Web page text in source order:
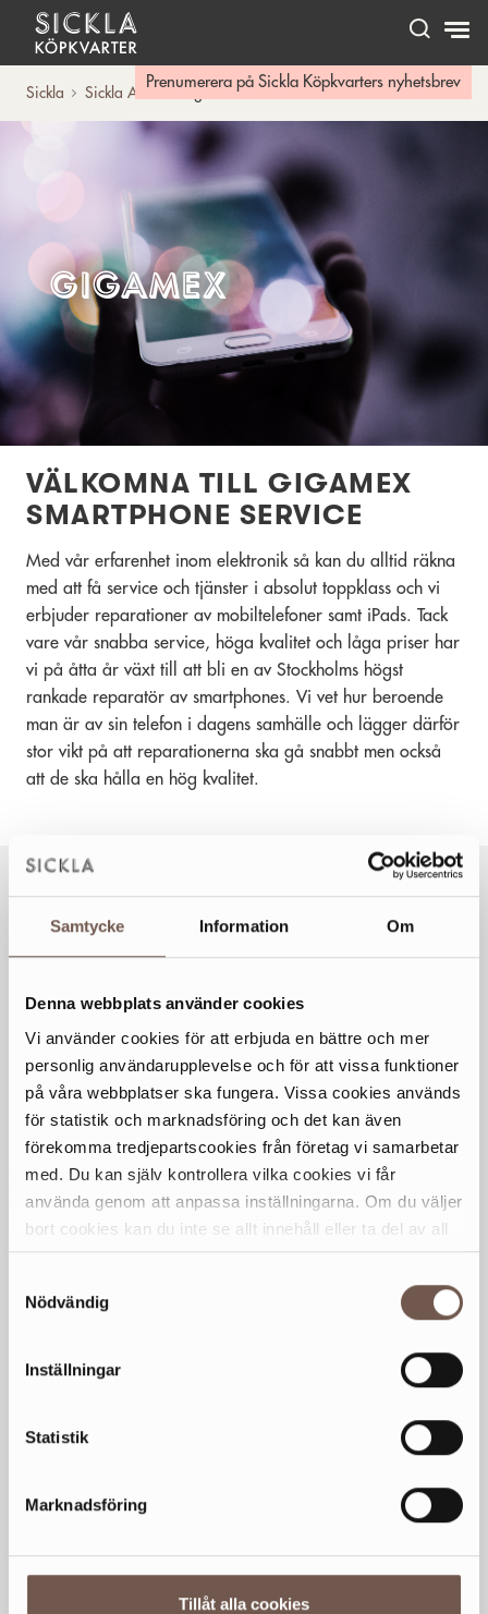
Samtycke Information Om
Denna webbplats använder cookies
Vi använder cookies för att erbjuda en bättre och mer
personlig användarupplevelse och för att vissa funktioner
på våra webbplatser ska fungera. Vissa cookies används
för statistik och marknadsföring och det kan även
förekomma tredjepartscookies från företag vi samarbetar
med. Du kan själv kontrollera vilka cookies vi får
använda genom att anpassa inställningarna. Om du väljer
bort cookies kan du inte se allt innehåll eller ta del av all
Nödvändig
Inställningar
Statistik
Marknadsföring
Tillåt alla cookies
Hem
Prenumerera på Sickla Köpkvarters nyhetsbrev
Sickla Sickla A-Ö Gigamex
Gigamex
Tor
Fre
10-20
Lör
10-18
Sön
11-17
Generella avvikande öppettider
08-391708
VÄLKOMNA TILL GIGAMEX
SMARTPHONE SERVICE
Med vår erfarenhet inom elektronik så kan du alltid räkna
med att få service och tjänster i absolut toppklass och vi
erbjuder reparationer av mobiltelefoner samt iPads. Tack
vare vår snabba service, höga kvalitet och låga priser har
vi på åtta år växt till att bli en av Stockholms högst
rankade reparatör av smartphones. Vi vet hur beroende
man är av sin telefon i dagens samhälle och lägger därför
stor vikt på att reparationerna ska gå snabbt men också
att de ska hålla en hög kvalitet.